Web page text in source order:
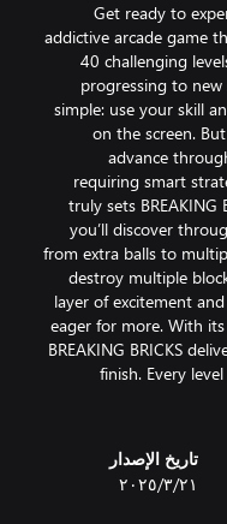
Get ready to
addictive arcade game
40 challenging
progressing to new
simple: use your skill
on the screen.
advance
requiring smart
truly sets
you’ll discover
from extra balls to
destroy multiple
layer of excitement
eager for more. With
BREAKING BRICKS
finish. Every
تاريخ الإصدار
٢١‏/٣‏/٢٠٢٥